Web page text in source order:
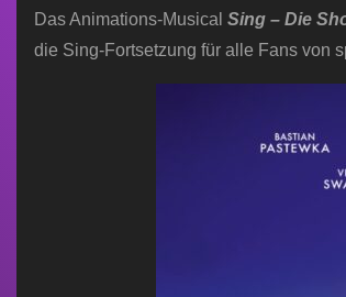
Das Animations-Musical Sing – Die
die Sing-Fortsetzung für alle Fans von